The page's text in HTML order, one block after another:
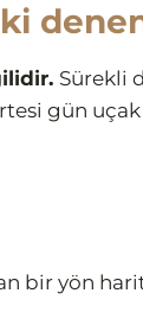
Sürekli
gün
bir yön